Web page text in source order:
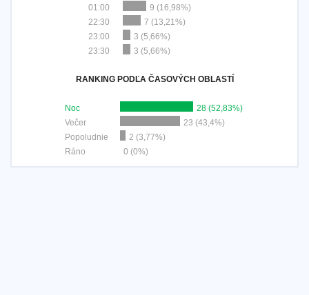
01:00
9 (16,98%)
22:30
7 (13,21%)
23:00
3 (5,66%)
23:30
3 (5,66%)
RANKING PODĽA ČASOVÝCH OBLASTÍ
Noc
28 (52,83%)
Večer
23 (43,4%)
Popoludnie
2 (3,77%)
Ráno
0 (0%)